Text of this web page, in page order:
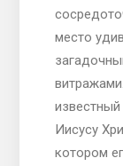
место
Иисусу
котором